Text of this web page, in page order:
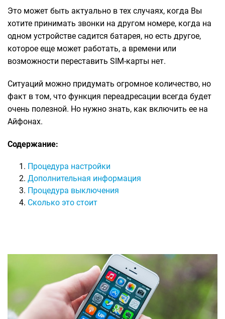
Это может быть актуально в тех случаях, когда Вы
хотите принимать звонки на другом номере, когда на
одном устройстве садится батарея, но есть другое,
которое еще может работать, а времени или
возможности переставить SIM-карты нет.
Ситуаций можно придумать огромное количество, но
факт в том, что функция переадресации всегда будет
очень полезной. Но нужно знать, как включить ее на
Айфонах.
Содержание:
Процедура настройки
Дополнительная информация
Процедура выключения
Сколько это стоит